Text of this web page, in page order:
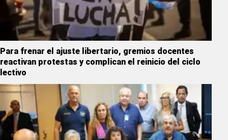
Para frenar el ajuste libertario, gremios docentes
reactivan protestas y complican el reinicio del ciclo
lectivo